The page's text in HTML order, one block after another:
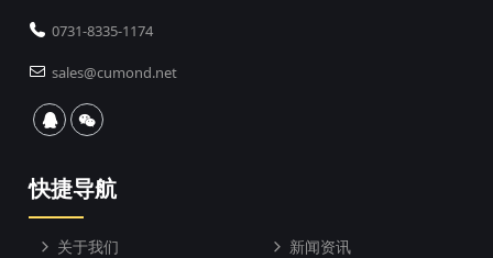
0731-8335-1174
sales@cumond.net
快捷导航
关于我们 新闻资讯